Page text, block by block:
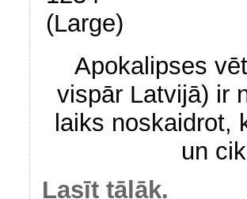
Apokalipses
vispār Latvijā) ir
laiks noskaidrot,
un
Lasīt tālāk.